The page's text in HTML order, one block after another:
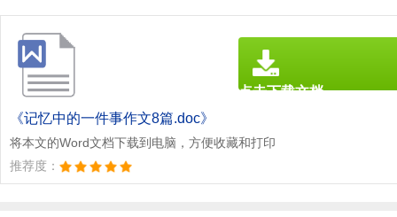
《记忆中的一件事作文8篇.doc》
将本文的Word文档下载到电脑，方便收藏和打印
推荐度：
点击下载文档